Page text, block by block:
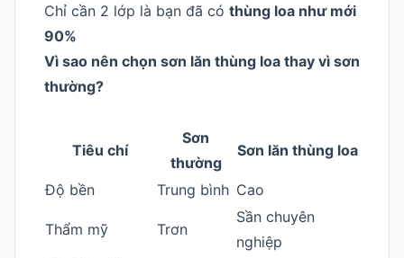
Chỉ cần 2 lớp là bạn đã có thùng loa như mới
90%
Vì sao nên chọn sơn lăn thùng loa thay vì sơn
thường?
Tiêu chí
Sơn
thường
Sơn lăn thùng loa
Độ bền Trung bình Cao
Thẩm mỹ Trơn
Sần chuyên
nghiệp